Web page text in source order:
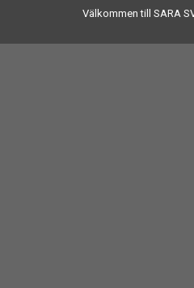
Välkommen till SARA